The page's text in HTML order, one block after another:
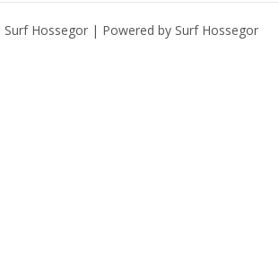
Hossegor | Powered by Surf Hossegor